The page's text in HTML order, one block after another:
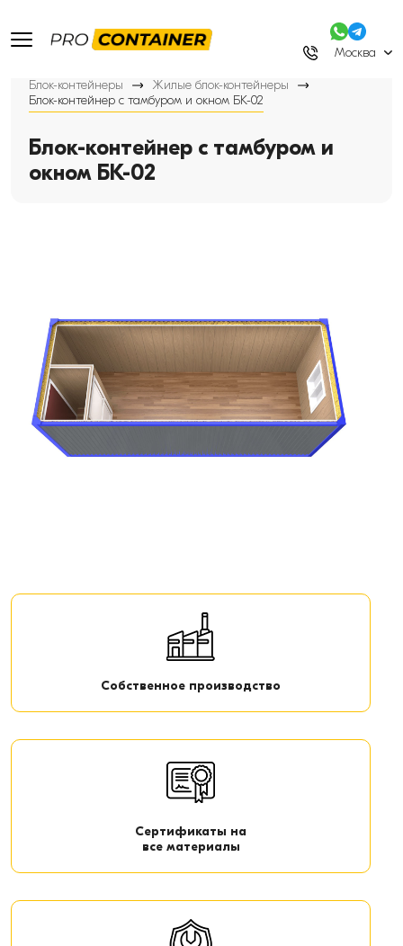
Москва
Блок-контейнеры
Жилые блок-контейнеры
Блок-контейнер с тамбуром и окном БК-02
Блок-контейнер с тамбуром и
окном БК-02
Собственное производство
Сертификаты на
все материалы